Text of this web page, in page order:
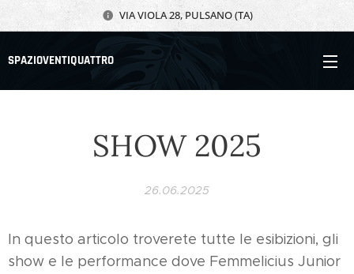
VIA VIOLA 28, PULSANO (TA)
SPAZIOVENTIQUATTRO
SHOW 2025
26.06.2025
In questo articolo troverete tutte le esibizioni, gli
show e le performance dove Femmelicius Junior